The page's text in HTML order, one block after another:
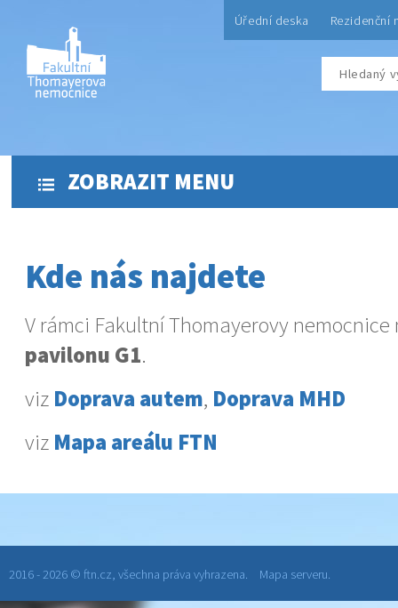
Úřední deska Rezidenční
ZOBRAZIT MENU
Kde nás najdete
V rámci Fakultní Thomayerovy
pavilonu G1.
viz Doprava autem, Doprava MHD
viz Mapa areálu FTN
2016 - 2026 © ftn.cz, všechna práva vyhrazena. Mapa serveru.